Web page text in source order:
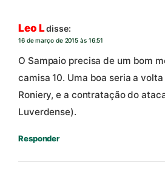
Leo Ldisse:
16 de março de 2015 às 16:51
O Sampaio precisa de um bom
camisa 10. Uma boa seria a
Roniery, e a contratação do
Luverdense).
Responder